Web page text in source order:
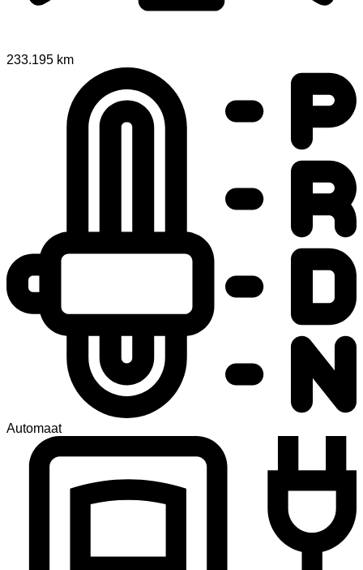
233.195 km
Automaat